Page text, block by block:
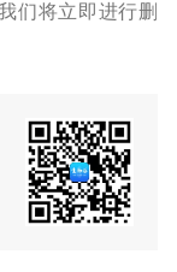
们将立即进行删